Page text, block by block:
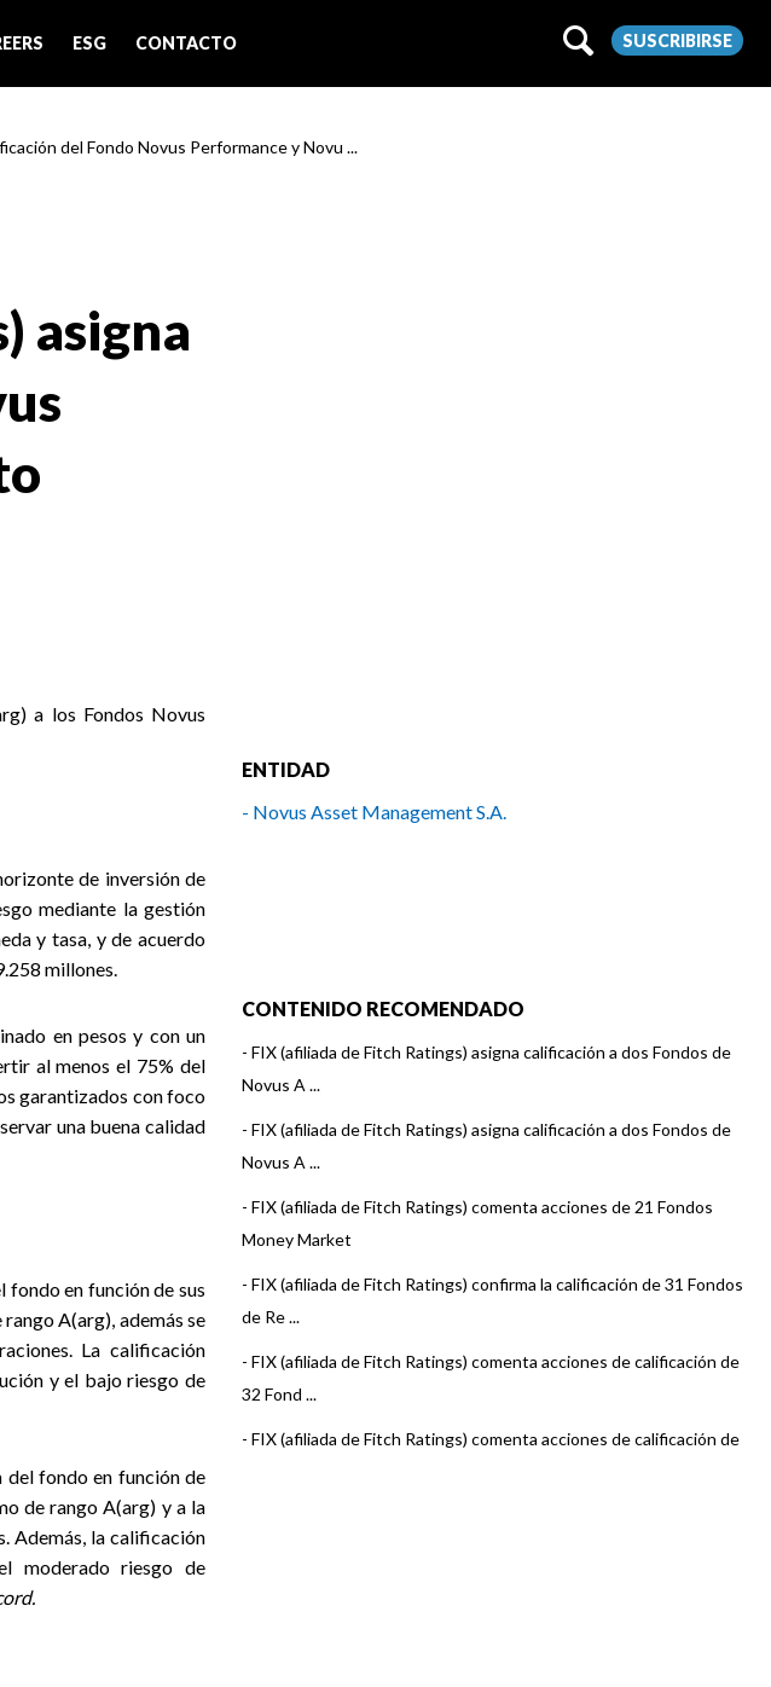
ESG CONTACTO SUSCRIBIRSE
del Fondo Novus Performance y Novu ...
asigna
a los Fondos Novus
de inversión de
mediante la gestión
y tasa, y de acuerdo
millones.
en pesos y con un
al menos el 75% del
garantizados con foco
una buena calidad
en función de sus
A(arg), además se
La calificación
y el bajo riesgo de
del fondo en función de
de rango A(arg) y a la
Además, la calificación
moderado riesgo de
ENTIDAD
- Novus Asset Management S.A.
CONTENIDO RECOMENDADO
- FIX (afiliada de Fitch Ratings) asigna calificación a dos Fondos de
Novus A ...
- FIX (afiliada de Fitch Ratings) asigna calificación a dos Fondos de
Novus A ...
- FIX (afiliada de Fitch Ratings) comenta acciones de 21 Fondos
Money Market
- FIX (afiliada de Fitch Ratings) confirma la calificación de 31 Fondos
de Re ...
- FIX (afiliada de Fitch Ratings) comenta acciones de calificación de
32 Fond ...
- FIX (afiliada de Fitch Ratings) comenta acciones de calificación de